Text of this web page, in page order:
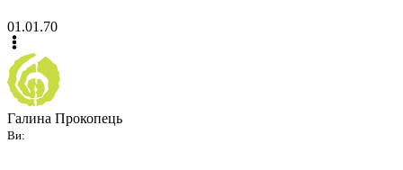
01.01.70
Галина Прокопець
Ви: